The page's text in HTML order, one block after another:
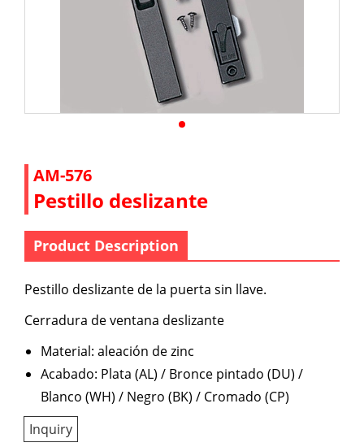
AM-576
Pestillo deslizante
Product Description
Pestillo deslizante de la puerta sin llave.
Cerradura de ventana deslizante
Material: aleación de zinc
Acabado: Plata (AL) / Bronce pintado (DU) /
Blanco (WH) / Negro (BK) / Cromado (CP)
Inquiry